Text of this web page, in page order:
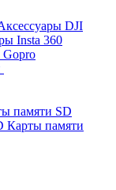
DJI
Insta 360
памяти SD
Карты памяти